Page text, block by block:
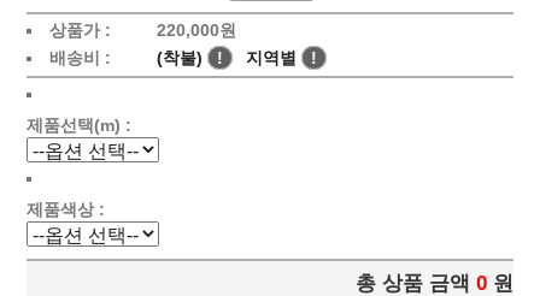
상품가 : 220,000원
배송비 :
(착불) ! 지역별 !
제품선택(m) :
제품색상 :
총 상품 금액 0 원